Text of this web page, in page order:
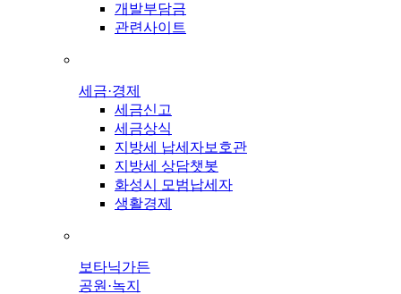
개발부담금
관련사이트
세금·경제
세금신고
세금상식
지방세 납세자보호관
지방세 상담챗봇
화성시 모범납세자
생활경제
보타닉가든
공원·녹지